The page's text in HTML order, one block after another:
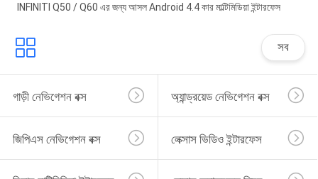
INFINITI Q50 / Q60 এর জন্য আসল Android 4.4 কার মাল্টিমিডিয়া ইন্টারফেস
সব
গাড়ী নেভিগেশন বক্স অ্যান্ড্রয়েড নেভিগেশন বক্স
জিপিএস নেভিগেশন বক্স লেক্সাস ভিডিও ইন্টারফেস